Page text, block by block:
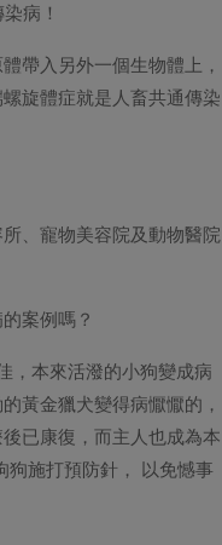
病！
帶入另外一個生物體上，
旋體症就是人畜共通傳染
、寵物美容院及動物醫院
案例嗎？
，本來活潑的小狗變成病
黃金獵犬變得病懨懨的，
已康復，而主人也成為本
狗施打預防針， 以免憾事